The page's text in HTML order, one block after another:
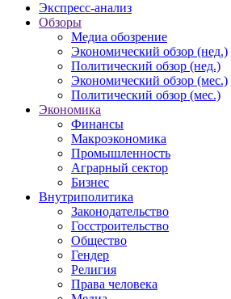
Экспресс-анализ
Обзоры
Медиа обозрение
Экономический обзор (нед.)
Политический обзор (нед.)
Экономический обзор (мес.)
Политический обзор (мес.)
Экономика
Финансы
Макроэкономика
Промышленность
Аграрный сектор
Бизнес
Внутриполитика
Законодательство
Госстроительство
Общество
Гендер
Религия
Права человека